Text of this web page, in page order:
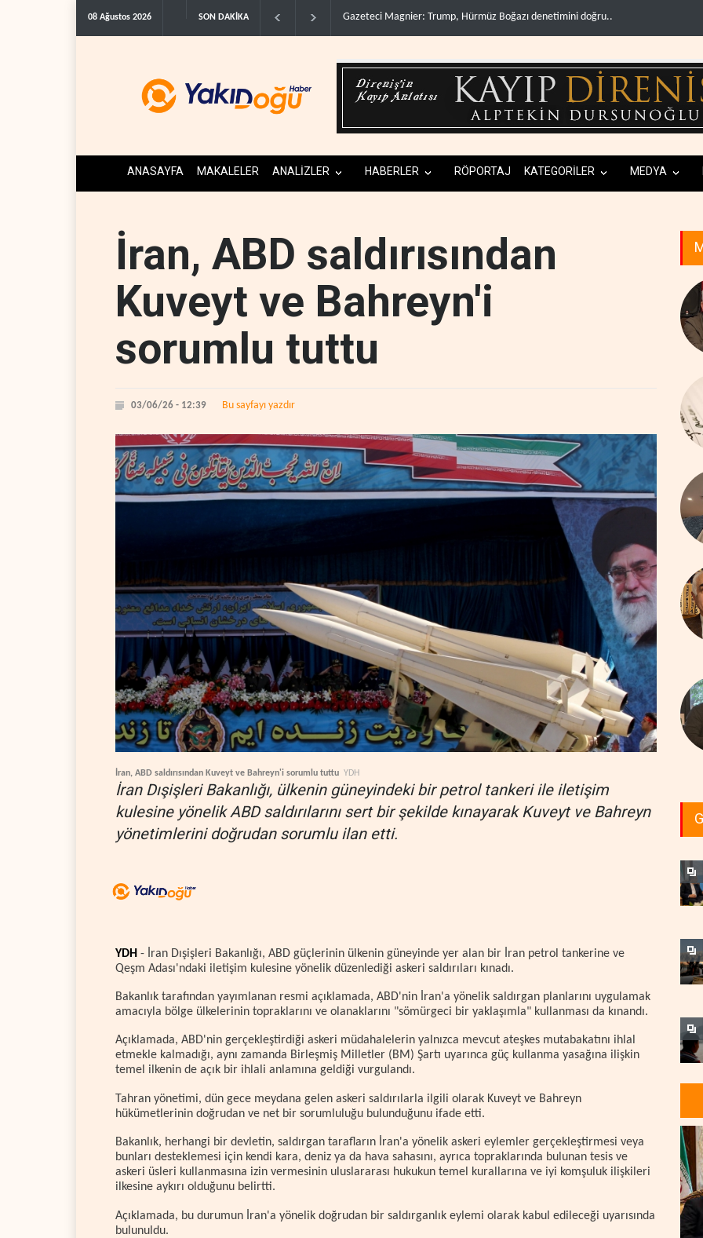
08 Ağustos 2026 SON DAKİKAGazeteci Magnier: Trump, Hürmüz Boğazı denetimini doğru.. Irak Direnişi: Misilleme ertelendi, hesap
ANASAYFA MAKALELER ANALİZLER HABERLER RÖPORTAJ KATEGORİLER MEDYA
İran, ABD saldırısından
Kuveyt ve Bahreyn'i
sorumlu tuttu
03/06/26 - 12:39 Bu sayfayı yazdır
İran, ABD saldırısından Kuveyt ve Bahreyn'i sorumlu tuttu YDH
İran Dışişleri Bakanlığı, ülkenin güneyindeki bir petrol tankeri ile iletişim
kulesine yönelik ABD saldırılarını sert bir şekilde kınayarak Kuveyt ve Bahreyn
yönetimlerini doğrudan sorumlu ilan etti.
YDH - İran Dışişleri Bakanlığı, ABD güçlerinin ülkenin güneyinde yer alan bir İran petrol tankerine ve
Qeşm Adası'ndaki iletişim kulesine yönelik düzenlediği askeri saldırıları kınadı.
Bakanlık tarafından yayımlanan resmi açıklamada, ABD'nin İran'a yönelik saldırgan planlarını uygulamak
amacıyla bölge ülkelerinin topraklarını ve olanaklarını "sömürgeci bir yaklaşımla" kullanması da kınandı.
Açıklamada, ABD'nin gerçekleştirdiği askeri müdahalelerin yalnızca mevcut ateşkes mutabakatını ihlal
etmekle kalmadığı, aynı zamanda Birleşmiş Milletler (BM) Şartı uyarınca güç kullanma yasağına ilişkin
temel ilkenin de açık bir ihlali anlamına geldiği vurgulandı.
Tahran yönetimi, dün gece meydana gelen askeri saldırılarla ilgili olarak Kuveyt ve Bahreyn
hükümetlerinin doğrudan ve net bir sorumluluğu bulunduğunu ifade etti.
Bakanlık, herhangi bir devletin, saldırgan tarafların İran'a yönelik askeri eylemler gerçekleştirmesi veya
bunları desteklemesi için kendi kara, deniz ya da hava sahasını, ayrıca topraklarında bulunan tesis ve
askeri üsleri kullanmasına izin vermesinin uluslararası hukukun temel kurallarına ve iyi komşuluk ilişkileri
ilkesine aykırı olduğunu belirtti.
Açıklamada, bu durumun İran'a yönelik doğrudan bir saldırganlık eylemi olarak kabul edileceği uyarısında
bulunuldu.